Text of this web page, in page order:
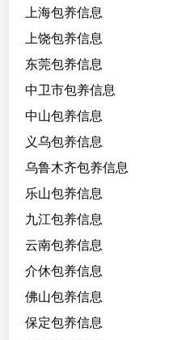
1
5
/
1
0
/
b
自
由
职
，
年
轻
上海包养信息
上饶包养信息
东莞包养信息
中卫市包养信息
中山包养信息
义乌包养信息
乌鲁木齐包养信息
乐山包养信息
九江包养信息
云南包养信息
介休包养信息
佛山包养信息
保定包养信息